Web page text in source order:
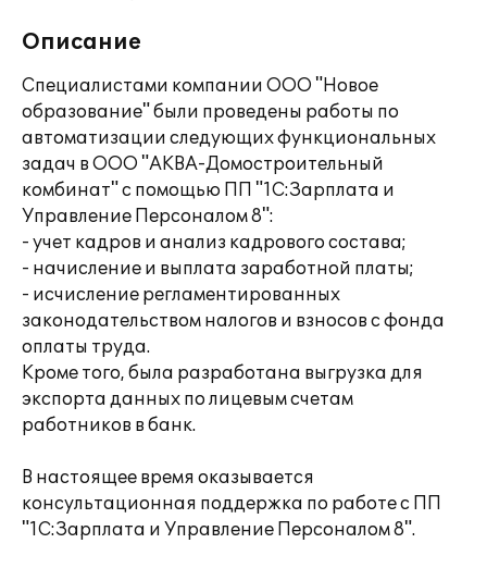
Описание
Специалистами компании ООО "Новое
образование" были проведены работы по
автоматизации следующих функциональных
задач в ООО "АКВА-Домостроительный
комбинат" с помощью ПП "1С:Зарплата и
Управление Персоналом 8":
- учет кадров и анализ кадрового состава;
- начисление и выплата заработной платы;
- исчисление регламентированных
законодательством налогов и взносов с фонда
оплаты труда.
Кроме того, была разработана выгрузка для
экспорта данных по лицевым счетам
работников в банк.
В настоящее время оказывается
консультационная поддержка по работе с ПП
"1С:Зарплата и Управление Персоналом 8".